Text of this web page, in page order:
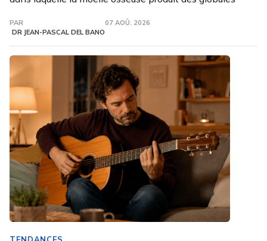
PAR
DR JEAN-PASCAL DEL BANO
07 AOÛ. 2026